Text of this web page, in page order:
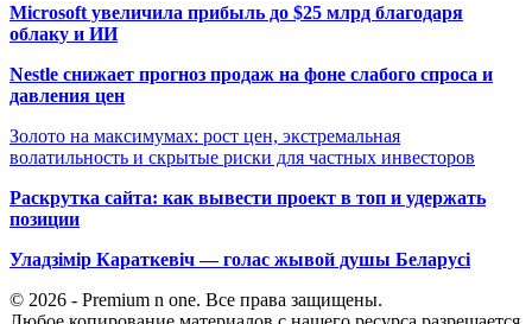
Microsoft увеличила прибыль до $25 млрд благодаря
облаку и ИИ
Nestle снижает прогноз продаж на фоне слабого спроса и
давления цен
Золото на максимумах: рост цен, экстремальная
волатильность и скрытые риски для частных инвесторов
Раскрутка сайта: как вывести проект в топ и удержать
позиции
Уладзімір Караткевіч — голас жывой душы Беларусі
© 2026 - Premium n one. Все права защищены.